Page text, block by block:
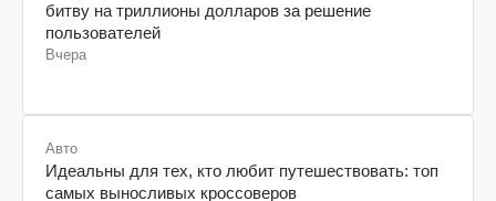
Идеальны для тех, кто любит путешествовать: топ
самых выносливых кроссоверов
Вчера